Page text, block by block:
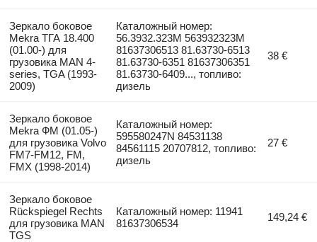
Зеркало боковое
Mekra ТГА 18.400
(01.00-) для
грузовика MAN 4-
series, TGA (1993-
2009)
Каталожный номер:
56.3932.323M 563932323M
81637306513 81.63730-6513
81.63730-6351 81637306351
81.63730-6409..., топливо:
дизель
38 €
Зеркало боковое
Mekra ФМ (01.05-)
для грузовика Volvo
FM7-FM12, FM,
FMX (1998-2014)
Каталожный номер:
595580247N 84531138
84561115 20707812, топливо:
дизель
27 €
Зеркало боковое
Rückspiegel Rechts
для грузовика MAN
TGS
Каталожный номер: 11941
81637306534
149,24 €